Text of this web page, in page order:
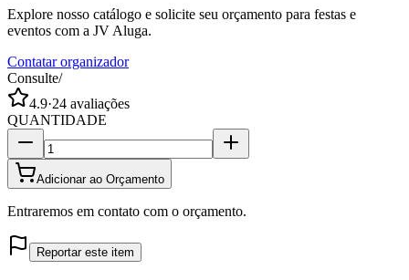
Explore nosso catálogo e solicite seu orçamento para festas e
eventos com a JV Aluga.
Contatar organizador
Consulte/
4.9·24 avaliações
QUANTIDADE
Adicionar ao Orçamento
Entraremos em contato com o orçamento.
Reportar este item